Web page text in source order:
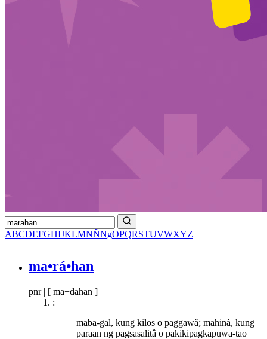
ABCDEFGHIJKLMNÑNgOPQRSTUVWXYZ
ma•rá•han
pnr | [ ma+dahan ]
:
maba-gal, kung kilos o paggawâ; mahinà, kung
paraan ng pagsasalitâ o pakikipagkapuwa-tao